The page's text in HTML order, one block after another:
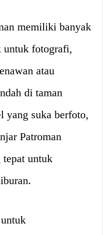
memiliki banyak
untuk fotografi,
atau
di taman
yang suka berfoto,
Patroman
tepat untuk